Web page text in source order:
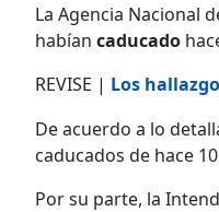
La Agencia Nacional
habían caducado
REVISE | Los
De acuerdo a lo
caducados de hace
Por su parte, la